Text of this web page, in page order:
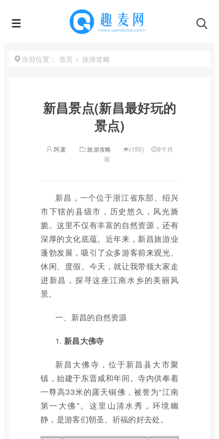
当前位置： 首页 > 旅游攻略
新昌景点(新昌最好玩的
景点)
阿麦 旅游攻略 (150)
9个月
前
新昌，一个位于浙江省东部、绍兴
市下辖的县级市，历史悠久，风光旖
旎。这里不仅有丰富的自然资源，还有
深厚的文化底蕴。近年来，新昌旅游业
蓬勃发展，吸引了众多游客前来观光、
休闲、度假。今天，就让我带领大家走
进新昌，探寻这座江南水乡的美丽风
景。
一、新昌的自然资源
1. 新昌大佛寺
新昌大佛寺，位于新昌县大市聚
镇，始建于东晋咸和年间。寺内供奉着
一尊高33米的露天铜佛，被誉为“江南
第一大佛”。这里山清水秀，环境幽
静，是游客们朝圣、祈福的好去处。